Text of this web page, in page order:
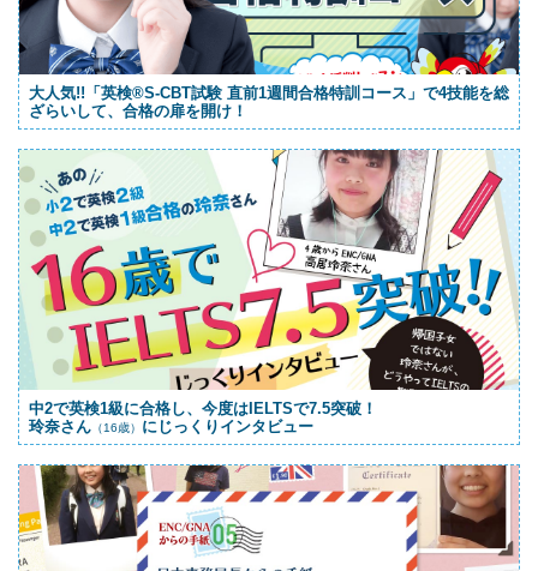
大人気!!「英検®S-CBT試験 直前1週間合格特訓コース」で4技能を総
ざらいして、合格の扉を開け！
中2で英検1級に合格し、今度はIELTSで7.5突破！
玲奈さん （16歳） にじっくりインタビュー